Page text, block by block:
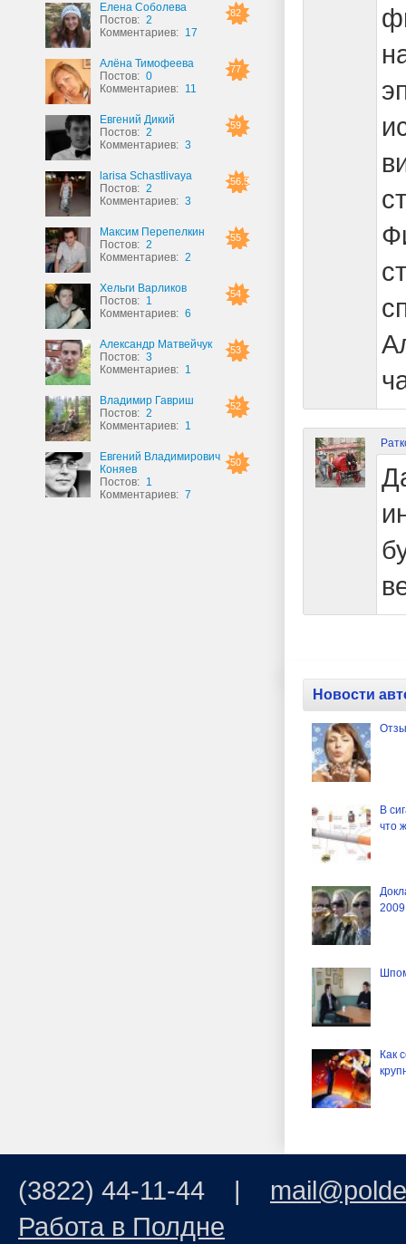
82
Елена Соболева
Постов: 2
Комментариев: 17
77
Алёна Тимофеева
Постов: 0
Комментариев: 11
59
Евгений Дикий
Постов: 2
Комментариев: 3
56.5
larisa Schastlivaya
Постов: 2
Комментариев: 3
55
Максим Перепелкин
Постов: 2
Комментариев: 2
54
Хельги Варликов
Постов: 1
Комментариев: 6
53
Александр Матвейчук
Постов: 3
Комментариев: 1
52
Владимир Гавриш
Постов: 2
Комментариев: 1
50
Евгений Владимирович
Коняев
Постов: 1
Комментариев: 7
Новости
В
что
2009
Как
(3822) 44-11-44 |
Работа в Полдне